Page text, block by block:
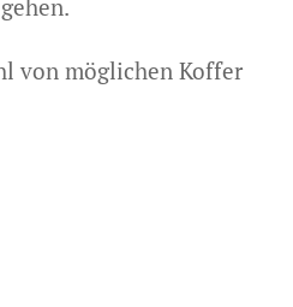
von möglichen Koffer